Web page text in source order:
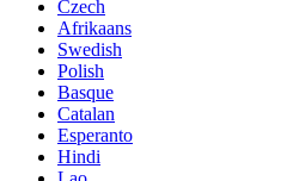
Czech
Afrikaans
Swedish
Polish
Basque
Catalan
Esperanto
Hindi